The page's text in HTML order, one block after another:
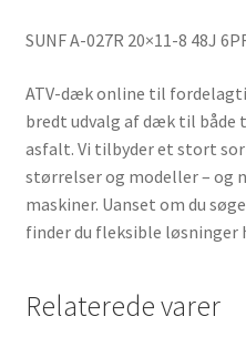
SUNF A-027R 20×11-8 48J
ATV-dæk online til
bredt udvalg af dæk til
asfalt. Vi tilbyder et stort
størrelser og modeller – og
maskiner. Uanset om du
finder du fleksible løsninger
Relaterede varer